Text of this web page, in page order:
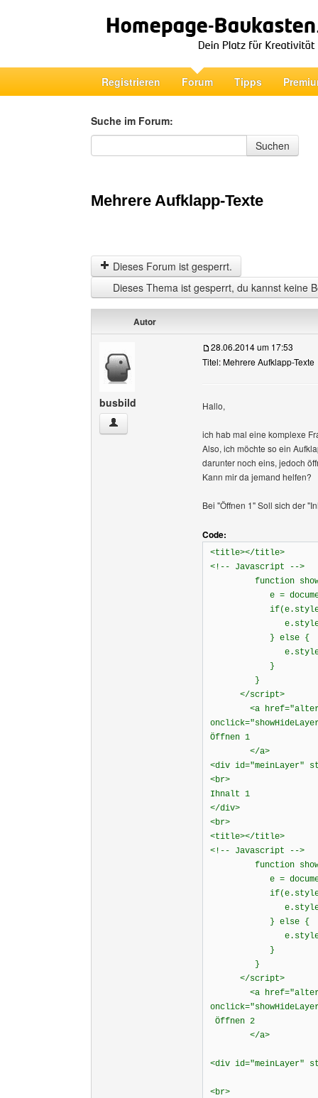
Registrieren Forum Tipps
Suche im Forum:
Suche im Forum
Suchen
Mehrere Aufklapp-Texte
Dieses Forum ist gesperrt.
Dieses Thema ist gesperrt, du kannst keine
Autor
busbild
busbild Benutzer-Profile anzeigen
28.06.2014 um 17:53
Titel: Mehrere Aufklapp-Texte
Hallo,
ich hab mal eine komplexe
Also, ich möchte so ein
darunter noch eins, jedoch
Kann mir da jemand helfen?
Bei "Öffnen 1" Soll sich der
Code:
<title></title>
<!-- Javascript --
function
e =
} else {
}
}
</script> <!--
<a
Öffnen 1
</a>
<div id="meinLayer"
<br>
Ihnalt 1
</div>
<br>
<title></title>
<!-- Javascript --
function
e =
} else {
}
}
</script> <!--
<a
Öffnen 2
</a>
<div id="meinLayer"
<br>